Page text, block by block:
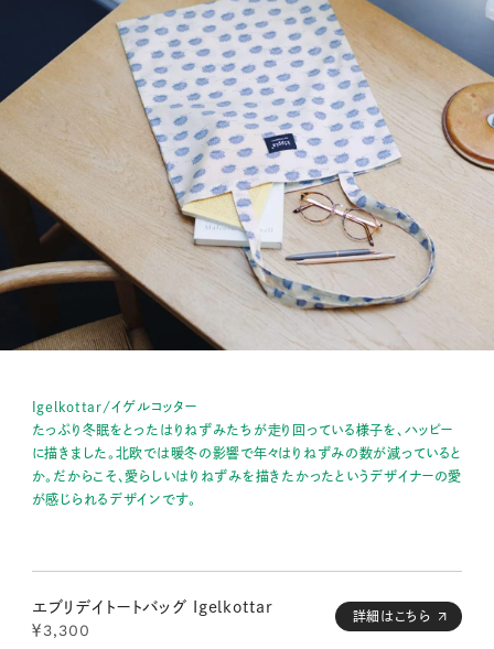
Igelkottar/イゲルコッター
たっぷり冬眠をとったはりねずみたちが走り回っている様子を、ハッピー
に描きました。北欧では暖冬の影響で年々はりねずみの数が減っていると
か。だからこそ、愛らしいはりねずみを描きたかったというデザイナーの愛
が感じられるデザインです。
エブリデイトートバッグ Igelkottar
￥3,300
詳細はこちら